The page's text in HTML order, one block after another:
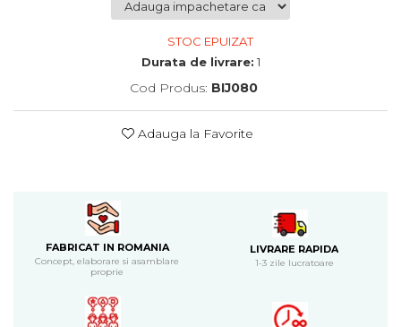
Cadouri pentru parinti
Cadouri pentru tata
Cadouri pentru bunici
Cadouri personalizate pentru nasi
Bijuterii
CERCEI ZAMAC
Ateliere - planse cu nisip colorat
STOC EPUIZAT
Durata de livrare: 1
Cod Produs: BIJ080
Adauga la Favorite
FABRICAT IN ROMANIA
Concept, elaborare si asamblare
proprie
LIVRARE RAPIDA
1-3 zile lucratoare